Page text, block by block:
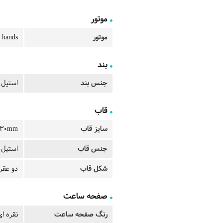
موتور
موتور
بند
جنس بند استیل
قاب
سایز قاب
30mm
جنس قاب
استیل
شکل قاب
دو
صفحه ساعت
رنگ صفحه ساعت نقره